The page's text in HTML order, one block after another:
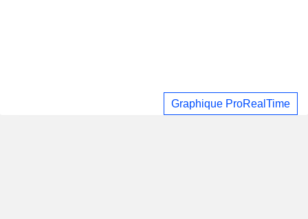
Graphique ProRealTime